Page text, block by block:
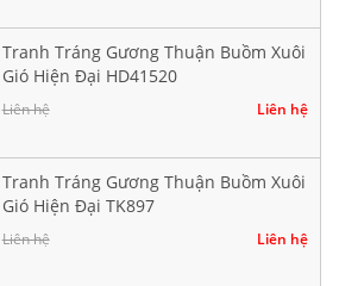
Tranh Tráng Gương Thuận Buồm Xuôi
Gió Hiện Đại HD41520
Liên hệ Liên hệ
Tranh Tráng Gương Thuận Buồm Xuôi
Gió Hiện Đại TK897
Liên hệ Liên hệ